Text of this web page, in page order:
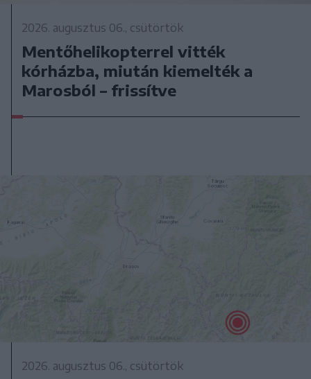
2026. augusztus 06., csütörtök
Mentőhelikopterrel vitték
kórházba, miután kiemelték a
Marosból – frissítve
2026. augusztus 06., csütörtök